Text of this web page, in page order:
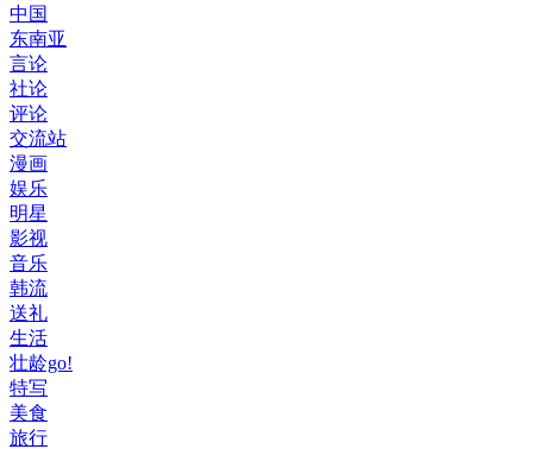
中国
东南亚
言论
社论
评论
交流站
漫画
娱乐
明星
影视
音乐
韩流
送礼
生活
壮龄go!
特写
美食
旅行